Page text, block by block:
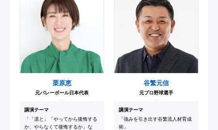
栗原恵
元バレーボール日本代表
講演テーマ
「「凛と」「やってから後悔する
か、やらなくて後悔するか」な
谷繁元信
元プロ野球選手
講演テーマ
「強みを引き出す谷繁流人材育成
術」